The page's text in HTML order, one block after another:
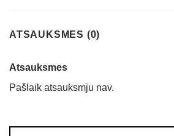
ATSAUKSMES (0)
Atsauksmes
Pašlaik atsauksmju nav.